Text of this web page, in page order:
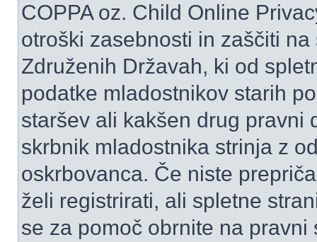
COPPA oz. Child Online
otroški zasebnosti in zaščiti
Združenih Državah, ki od
podatke mladostnikov starih
staršev ali kakšen drug pravni
skrbnik mladostnika strinja z
oskrbovanca. Če niste
želi registrirati, ali spletne
se za pomoč obrnite na